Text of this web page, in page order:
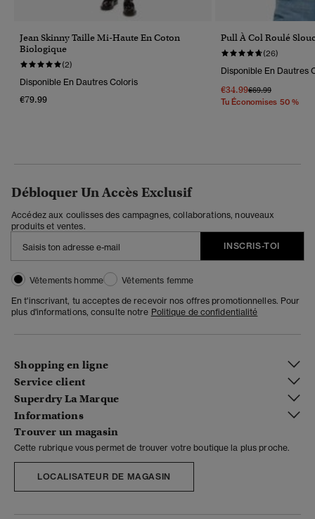
Jean Skinny Taille Mi-Haute En Coton
Biologique
(2)
Disponible En Dautres Coloris
€79.99
Pull À Col Roulé
(26)
Disponible En Dautres
€34.99Prix Réduit De
€69.99À
Tu Économises 50 %
Débloquer Un Accès Exclusif
Accédez aux coulisses des campagnes, collaborations, nouveaux
produits et ventes.
INSCRIS-TOI
Vêtements homme
Vêtements femme
En t'inscrivant, tu acceptes de recevoir nos offres promotionnelles. Pour
plus d'informations, consulte notre Politique de confidentialité
Shopping en ligne
Service client
Superdry La Marque
Informations
Trouver un magasin
Cette rubrique vous permet de trouver votre boutique la plus proche.
LOCALISATEUR DE MAGASIN